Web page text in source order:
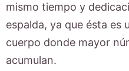
mismo tiempo y
espalda, ya que ésta es
cuerpo donde mayor
acumulan.